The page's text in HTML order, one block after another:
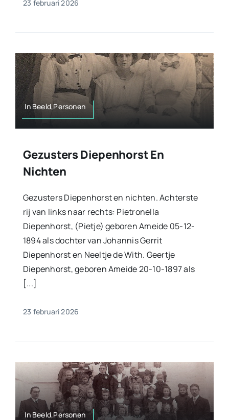
23 februari 2026
In Beeld,Personen
Gezusters Diepenhorst En
Nichten
Gezusters Diepenhorst en nichten. Achterste
rij van links naar rechts: Pietronella
Diepenhorst, (Pietje) geboren Ameide 05-12-
1894 als dochter van Johannis Gerrit
Diepenhorst en Neeltje de With. Geertje
Diepenhorst, geboren Ameide 20-10-1897 als
[...]
23 februari 2026
In Beeld,Personen